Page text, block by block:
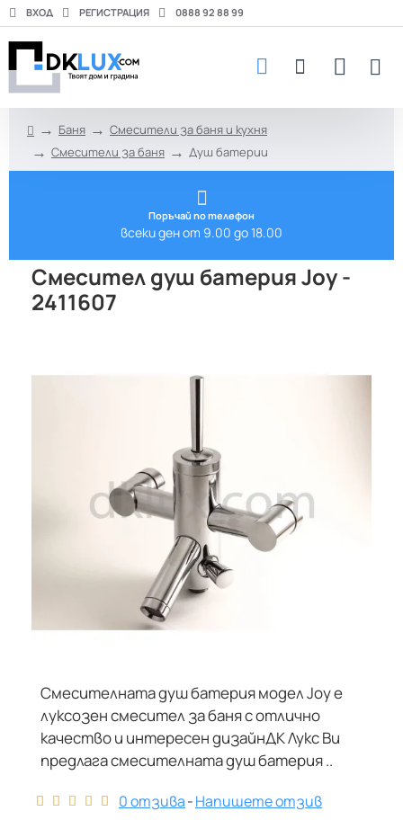
ВХОД РЕГИСТРАЦИЯ 0888 92 88 99
Баня
Смесители за баня и кухня
Смесители за баня
Душ батерии
Поръчай по телефон
всеки ден от 9.00 до 18.00
Смесител душ батерия Joy -
2411607
ОНЛАЙН ПРОДУКТ НЕ Е В НАЛИЧНОСТ
Смесителната душ батерия модел Joy е
луксозен смесител за баня с отлично
качество и интересен дизайнДК Лукс Ви
предлага смесителната душ батерия ..
0 отзива-Напишете отзив